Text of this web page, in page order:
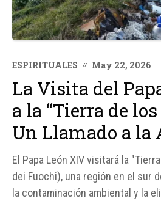
ESPIRITUALES May 22, 2026
La Visita del
a la “Tierra de los
Un Llamado a la
El Papa León XIV visitará la
dei Fuochi), una región en el sur
la contaminación ambiental y la